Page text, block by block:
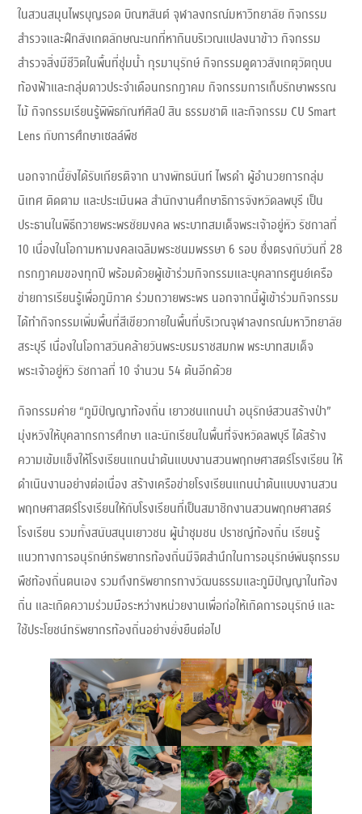
ในสวนสมุนไพรบุญรอด บิณฑสันต์ จุฬาลงกรณ์มหาวิทยาลัย กิจกรรม
สำรวจและฝึกสังเกตลักษณะนกที่หากินบริเวณแปลงนาข้าว กิจกรรม
สำรวจสิ่งมีชีวิตในพื้นที่ชุ่มน้ำ กุรมานุรักษ์ กิจกรรมดูดาวสังเกตุวัตถุบน
ท้องฟ้าและกลุ่มดาวประจำเดือนกรกฎาคม กิจกรรมการเก็บรักษาพรรณ
ไม้ กิจกรรมเรียนรู้พิพิธภัณฑ์ศิลป์ สิน ธรรมชาติ และกิจกรรม CU Smart
Lens กับการศึกษาเซลล์พืช
นอกจากนี้ยังได้รับเกียรติจาก นางพัทธนันท์ ไพรดำ ผู้อำนวยการกลุ่ม
นิเทศ ติดตาม และประเมินผล สำนักงานศึกษาธิการจังหวัดลพบุรี เป็น
ประธานในพิธีถวายพระพรชัยมงคล พระบาทสมเด็จพระเจ้าอยู่หัว รัชกาลที่
10 เนื่องในโอกามหามงคลเฉลิมพระชนมพรรษา 6 รอบ ซึ่งตรงกับวันที่ 28
กรกฎาคมของทุกปี พร้อมด้วยผู้เข้าร่วมกิจกรรมและบุคลากรศูนย์เครือ
ข่ายการเรียนรู้เพื่อภูมิภาค ร่วมถวายพระพร นอกจากนี้ผู้เข้าร่วมกิจกรรม
ได้ทำกิจกรรมเพิ่มพื้นที่สีเขียวภายในพื้นที่บริเวณจุฬาลงกรณ์มหาวิทยาลัย
สระบุรี เนื่องในโอกาสวันคล้ายวันพระบรมราชสมภพ พระบาทสมเด็จ
พระเจ้าอยู่หัว รัชกาลที่ 10 จำนวน 54 ต้นอีกด้วย
กิจกรรมค่าย “ภูมิปัญญาท้องถิ่น เยาวชนแกนนำ อนุรักษ์สวนสร้างป่า”
มุ่งหวังให้บุคลากรการศึกษา และนักเรียนในพื้นที่่จังหวัดลพบุรี ได้สร้าง
ความเข้มแข็งให้โรงเรียนแกนนำต้นแบบงานสวนพฤกษศาสตร์โรงเรียน ให้
ดำเนินงานอย่างต่อเนื่อง สร้างเครือข่ายโรงเรียนแกนนำต้นแบบงานสวน
พฤกษศาสตร์โรงเรียนให้กับโรงเรียนที่เป็นสมาชิกงานสวนพฤกษศาสตร์
โรงเรียน รวมทั้งสนับสนุนเยาวชน ผู้นำชุมชน ปราชญ์ท้องถิ่น เรียนรู้
แนวทางการอนุรักษ์ทรัพยากรท้องถิ่นมีจิตสำนึกในการอนุรักษ์พันธุกรรม
พืชท้องถิ่นตนเอง รวมถึงทรัพยากรทางวัฒนธรรมและภูมิปัญญาในท้อง
ถิ่น และเกิดความร่วมมือระหว่างหน่วยงานเพื่อก่อให้เกิดการอนุรักษ์ และ
ใช้ประโยชน์ทรัพยากรท้องถิ่นอย่างยั่งยืนต่อไป